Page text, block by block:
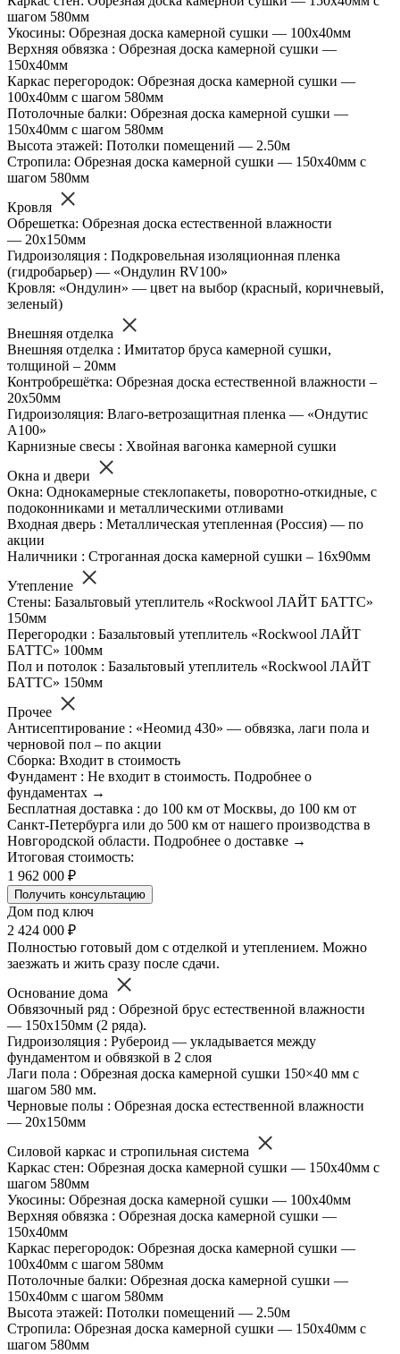
шагом 580мм
Укосины: Обрезная доска камерной сушки — 100х40мм
Верхняя обвязка : Обрезная доска камерной сушки —
150х40мм
Каркас перегородок: Обрезная доска камерной сушки —
100х40мм с шагом 580мм
Потолочные балки: Обрезная доска камерной сушки —
150х40мм с шагом 580мм
Высота этажей: Потолки помещений — 2.50м
Стропила: Обрезная доска камерной сушки — 150х40мм с
шагом 580мм
Кровля
Обрешетка: Обрезная доска естественной влажности
— 20х150мм
Гидроизоляция : Подкровельная изоляционная пленка
(гидробарьер) — «Ондулин RV100»
Кровля: «Ондулин» — цвет на выбор (красный, коричневый,
зеленый)
Внешняя отделка
Внешняя отделка : Имитатор бруса камерной сушки,
толщиной – 20мм
Контробрешётка: Обрезная доска естественной влажности –
20х50мм
Гидроизоляция: Влаго-ветрозащитная пленка — «Ондутис
А100»
Карнизные свесы : Хвойная вагонка камерной сушки
Окна и двери
Окна: Однокамерные стеклопакеты, поворотно-откидные, с
подоконниками и металлическими отливами
Входная дверь : Металлическая утепленная (Россия) — по
акции
Наличники : Строганная доска камерной сушки – 16х90мм
Утепление
Стены: Базальтовый утеплитель «Rockwool ЛАЙТ БАТТС»
150мм
Перегородки : Базальтовый утеплитель «Rockwool ЛАЙТ
БАТТС» 100мм
Пол и потолок : Базальтовый утеплитель «Rockwool ЛАЙТ
БАТТС» 150мм
Прочее
Антисептирование : «Неомид 430» — обвязка, лаги пола и
черновой пол – по акции
Сборка: Входит в стоимость
Фундамент : Не входит в стоимость. Подробнее о
фундаментах →
Бесплатная доставка : до 100 км от Москвы, до 100 км от
Санкт-Петербурга или до 500 км от нашего производства в
Новгородской области. Подробнее о доставке →
Итоговая стоимость:
1 962 000 ₽
Получить консультацию
Дом под ключ
2 424 000 ₽
Полностью готовый дом с отделкой и утеплением. Можно
заезжать и жить сразу после сдачи.
Основание дома
Обвязочный ряд : Обрезной брус естественной влажности
— 150х150мм (2 ряда).
Гидроизоляция : Рубероид — укладывается между
фундаментом и обвязкой в 2 слоя
Лаги пола : Обрезная доска камерной сушки 150×40 мм с
шагом 580 мм.
Черновые полы : Обрезная доска естественной влажности
— 20х150мм
Силовой каркас и стропильная система
Каркас стен: Обрезная доска камерной сушки — 150х40мм с
шагом 580мм
Укосины: Обрезная доска камерной сушки — 100х40мм
Верхняя обвязка : Обрезная доска камерной сушки —
150х40мм
Каркас перегородок: Обрезная доска камерной сушки —
100х40мм с шагом 580мм
Потолочные балки: Обрезная доска камерной сушки —
150х40мм с шагом 580мм
Высота этажей: Потолки помещений — 2.50м
Стропила: Обрезная доска камерной сушки — 150х40мм с
шагом 580мм